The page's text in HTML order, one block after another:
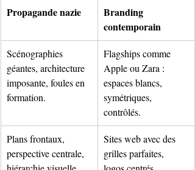
Propagande nazie
Branding
contemporain
Scénographies
géantes, architecture
imposante, foules en
formation.
Flagships comme
Apple ou Zara :
espaces blancs,
symétriques,
contrôlés.
Plans frontaux,
perspective centrale,
Sites web avec des
grilles parfaites,